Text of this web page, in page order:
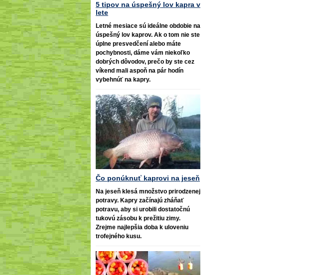
5 tipov na úspešný lov kapra v
lete
Letné mesiace sú ideálne obdobie na
úspešný lov kaprov. Ak o tom nie ste
úplne presvedčení alebo máte
pochybnosti, dáme vám niekoľko
dobrých dôvodov, prečo by ste cez
víkend mali aspoň na pár hodín
vybehnúť na kapry.
Čo ponúknuť kaprovi na jeseň
Na jeseň klesá množstvo prirodzenej
potravy. Kapry začínajú zháňať
potravu, aby si urobili dostatočnú
tukovú zásobu k prežitiu zimy.
Zrejme najlepšia doba k uloveniu
trofejného kusu.